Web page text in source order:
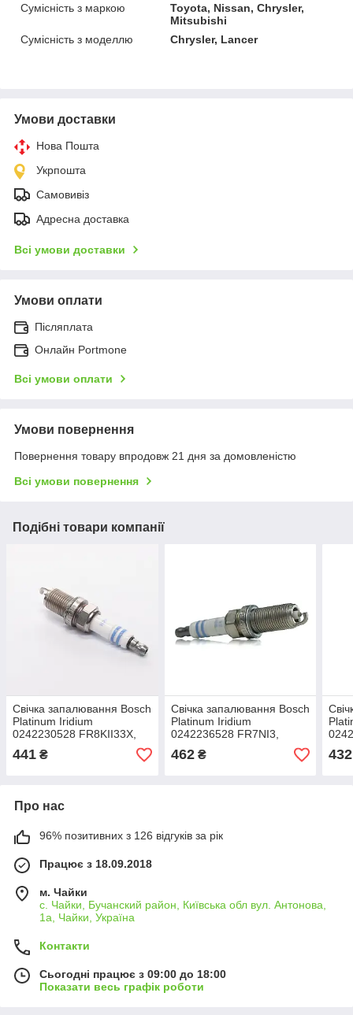
Сумісність з маркою
Toyota, Nissan, Chrysler,
Mitsubishi
Сумісність з моделлю
Chrysler, Lancer
Умови доставки
Нова Пошта
Укрпошта
Самовивіз
Адресна доставка
Всі умови доставки
Умови оплати
Післяплата
Онлайн Portmone
Всі умови оплати
Умови повернення
Повернення товару впродовж 21 дня за домовленістю
Всі умови повернення
Подібні товари компанії
Свічка запалювання Bosch
Platinum Iridium
0242230528 FR8KII33X,
арт.0242230528
441 ₴
Свічка запалювання Bosch
Platinum Iridium
0242236528 FR7NI3,
арт.0242236528
462₴ 432
Про нас
96% позитивних з 126 відгуків за рік
Працює з 18.09.2018
м. Чайки
с. Чайки, Бучанский район, Київська обл вул. Антонова,
1а, Чайки, Україна
Контакти
Сьогодні працює з 09:00 до 18:00
Показати весь графік роботи